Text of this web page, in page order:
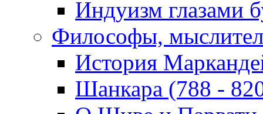
Индуизм глазами
Философы,
История
Шанкара (788 -